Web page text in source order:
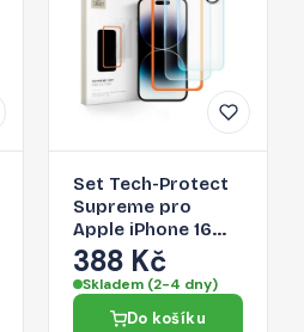
Set Tech-Protect
Supreme pro
Apple iPhone 16
Pro Clear [3 PACK]
388 Kč
Skladem (2-4 dny)
Do košíku